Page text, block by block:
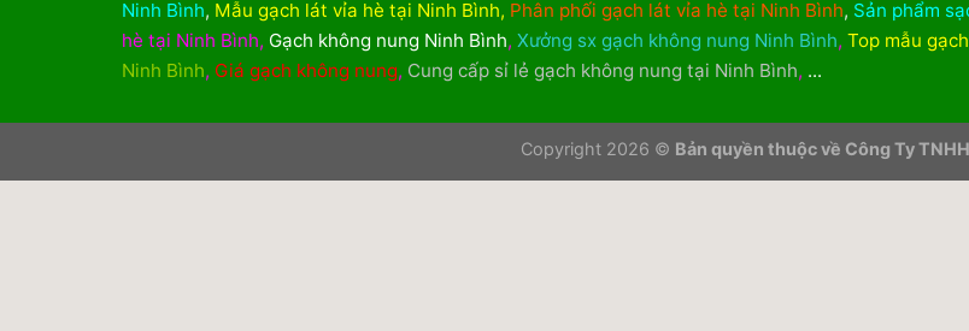
Ninh Bình, Mẫu gạch lát vỉa hè tại Ninh Bình, Phân phối gạch lát vỉa hè tại Ninh Bình, Sản phẩm
hè tại Ninh Bình, Gạch không nung Ninh Bình, Xưởng sx gạch không nung Ninh Bình, Top mẫu
Ninh Bình, Giá gạch không nung, Cung cấp sỉ lẻ gạch không nung tại Ninh Bình, ...
Copyright 2026 © Bản quyền thuộc về Công Ty